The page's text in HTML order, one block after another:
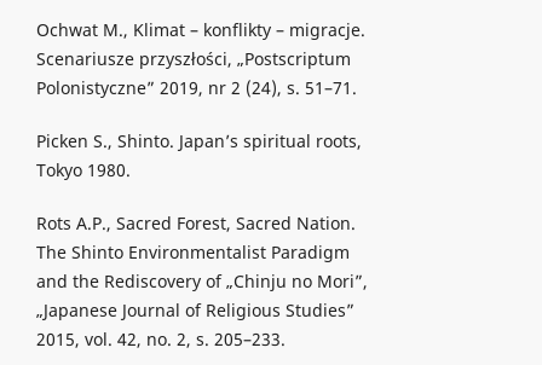
Ochwat M., Klimat – konflikty – migracje.
Scenariusze przyszłości, „Postscriptum
Polonistyczne” 2019, nr 2 (24), s. 51–71.
Picken S., Shinto. Japan’s spiritual roots,
Tokyo 1980.
Rots A.P., Sacred Forest, Sacred Nation.
The Shinto Environmentalist Paradigm
and the Rediscovery of „Chinju no Mori”,
„Japanese Journal of Religious Studies”
2015, vol. 42, no. 2, s. 205–233.